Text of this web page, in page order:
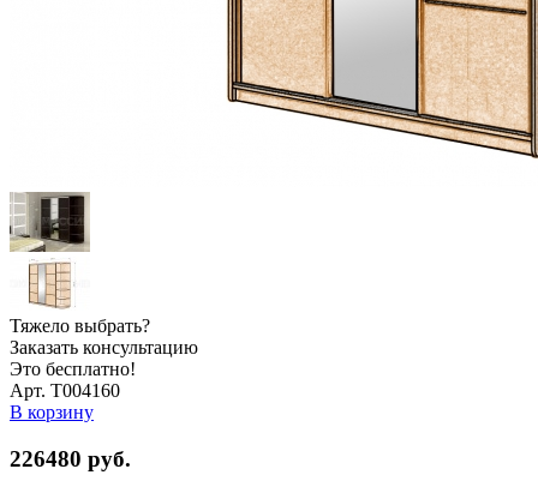
Тяжело выбрать?
Заказать консультацию
Это бесплатно!
Арт. Т004160
В корзину
226480 руб.